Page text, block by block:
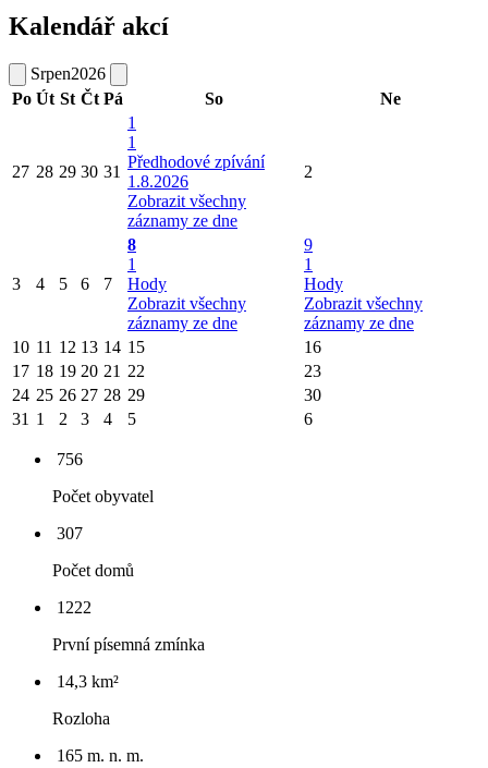
Kalendář akcí
Srpen2026
Po Út St Čt Pá So Ne
27 28 29 30 31
1
1
Předhodové zpívání
1.8.2026
Zobrazit všechny
záznamy ze dne
2
3 4 5 6 7
8
1
Hody
Zobrazit všechny
záznamy ze dne
9
1
Hody
Zobrazit všechny
záznamy ze dne
10 11 12 13 14 15
16
17 18 19 20 21 22
23
24 25 26 27 28 29
30
31 1 2 3 4 5 6
756
Počet obyvatel
307
Počet domů
1222
První písemná zmínka
14,3 km²
Rozloha
165 m. n. m.